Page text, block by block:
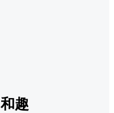
趣